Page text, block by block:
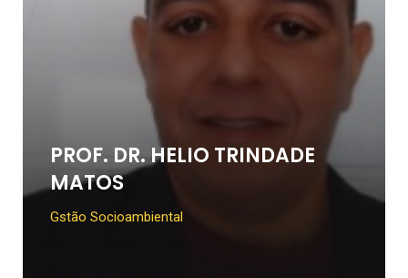
PROF. DR. HELIO TRINDADE
MATOS
Gstão Socioambiental